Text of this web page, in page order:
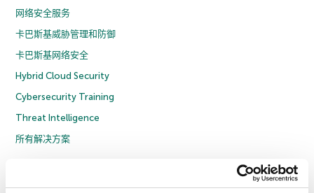
网络安全服务
卡巴斯基威胁管理和防御
卡巴斯基网络安全
Hybrid Cloud Security
Cybersecurity Training
Threat Intelligence
所有解决方案
隐私策略